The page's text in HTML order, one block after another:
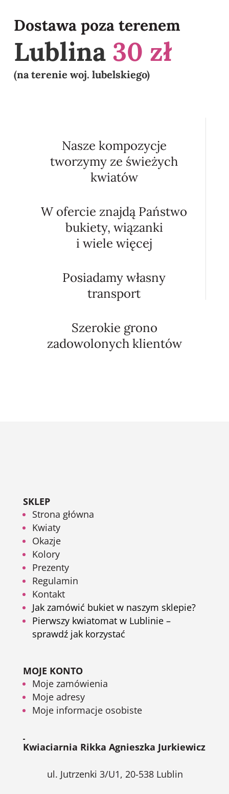
Dostawa poza terenem
Lublina 30 zł
(na terenie woj. lubelskiego)
Nasze kompozycje
tworzymy ze świeżych
kwiatów
W ofercie znajdą Państwo
bukiety, wiązanki
i wiele więcej
Posiadamy własny
transport
Szerokie grono
zadowolonych klientów
SKLEP
Strona główna
Kwiaty
Okazje
Kolory
Prezenty
Regulamin
Kontakt
Jak zamówić bukiet w naszym sklepie?
Pierwszy kwiatomat w Lublinie –
sprawdź jak korzystać
MOJE KONTO
Moje zamówienia
Moje adresy
Moje informacje osobiste
Kwiaciarnia Rikka Agnieszka Jurkiewicz
ul. Jutrzenki 3/U1, 20-538 Lublin